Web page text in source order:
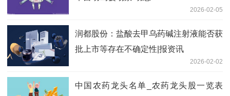
2026-02-05
润都股份：盐酸去甲乌药碱注射液能否获
批上市等存在不确定性|报资讯
2026-02-02
中国农药龙头名单_农药龙头股一览表